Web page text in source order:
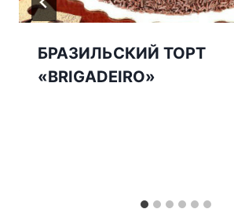
БРАЗИЛЬСКИЙ ТОРТ
«BRIGADEIRO»